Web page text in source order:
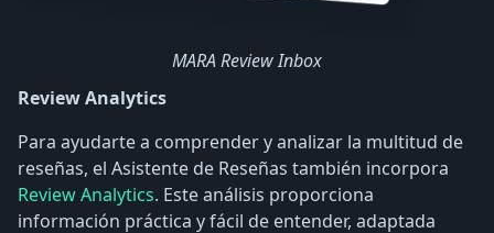
MARA Review Inbox
Review Analytics
Para ayudarte a comprender y analizar la multitud de
reseñas, el Asistente de Reseñas también incorpora
Review Analytics. Este análisis proporciona
información práctica y fácil de entender, adaptada